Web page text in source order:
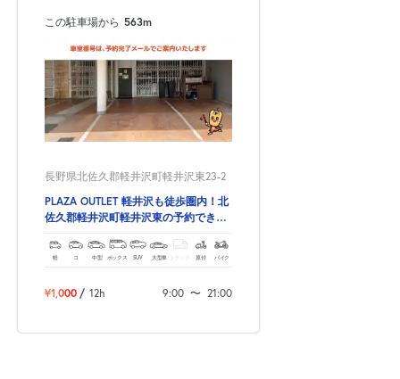
この駐車場から 563m
長野県北佐久郡軽井沢町軽井沢東23-2
PLAZA OUTLET 軽井沢も徒歩圏内！北
佐久郡軽井沢町軽井沢東の予約できる
軽 コ 中型 ボックス SUV 大型車 トラック 原付 バイク
¥1,000 / 12h 9:00 〜 21:00